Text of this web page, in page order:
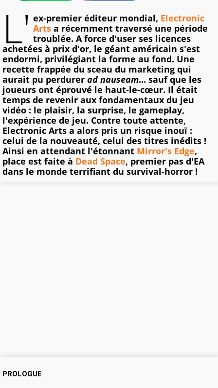
L' ex-premier éditeur mondial, Electronic
Arts a récemment traversé une période
troublée. A force d'user ses licences
achetées à prix d'or, le géant américain s'est
endormi, privilégiant la forme au fond. Une
recette frappée du sceau du marketing qui
aurait pu perdurer ad nauseam... sauf que les
joueurs ont éprouvé le haut-le-cœur. Il était
temps de revenir aux fondamentaux du jeu
vidéo : le plaisir, la surprise, le gameplay,
l'expérience de jeu. Contre toute attente,
Electronic Arts a alors pris un risque inouï :
celui de la nouveauté, celui des titres inédits !
Ainsi en attendant l'étonnant Mirror's Edge,
place est faite à Dead Space, premier pas d'EA
dans le monde terrifiant du survival-horror !
PROLOGUE